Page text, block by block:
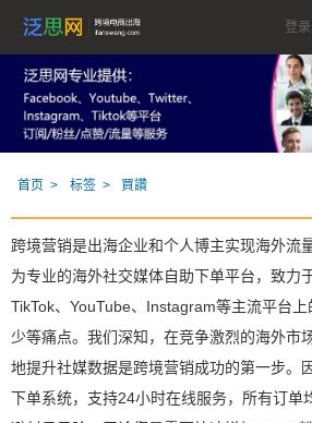
登录
首页 标签 買讚
跨境营销是出海企业和个人博主实现海外流
为专业的海外社交媒体自助下单平台，致力
TikTok、YouTube、Instagram等主流平台
少等痛点。我们深知，在竞争激烈的海外市
地提升社媒数据是跨境营销成功的第一步。
下单系统，支持24小时在线服务，所有订单